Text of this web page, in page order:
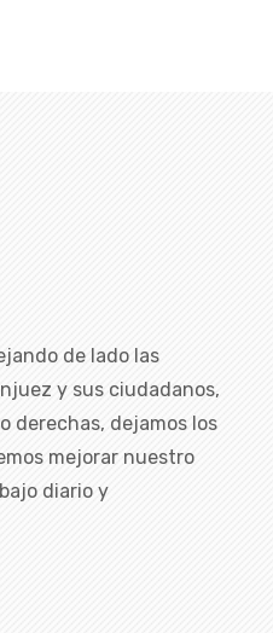
de lado las
y sus ciudadanos,
derechas, dejamos los
mejorar nuestro
diario y